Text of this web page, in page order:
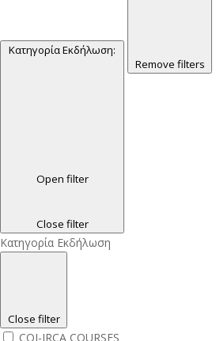
Κατηγορία Εκδήλωση:
Open filter
Close filter
Remove filters
Κατηγορία Εκδήλωση
Close filter
CQI-IRCA COURSES